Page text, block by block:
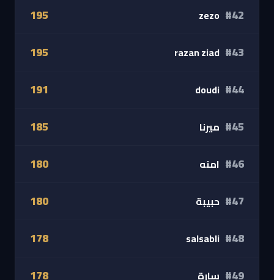
#42
zezo
195
#43
razan ziad
195
#44
doudi
191
#45 ميرنا
185
#46 امنه
180
#47 حبيبة
180
#48
salsabli
178
#49 سارة 178